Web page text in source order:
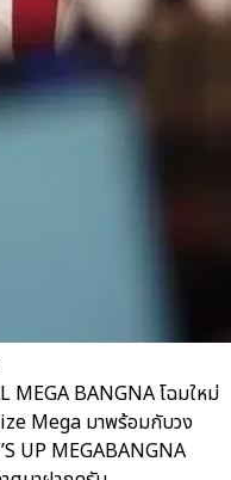
MEGA BANGNA โฉมใหม่
Mega มาพร้อมกับวง
UP MEGABANGNA